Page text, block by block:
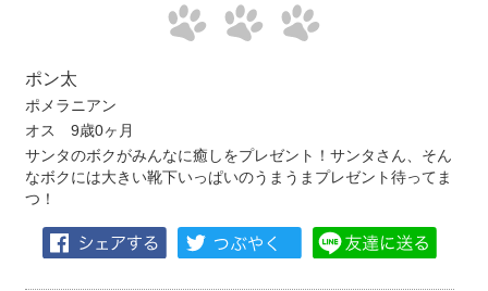
ポン太
ポメラニアン
オス 9歳0ヶ月
サンタのボクがみんなに癒しをプレゼント！サンタさん、そん
なボクには大きい靴下いっぱいのうまうまプレゼント待ってま
つ！